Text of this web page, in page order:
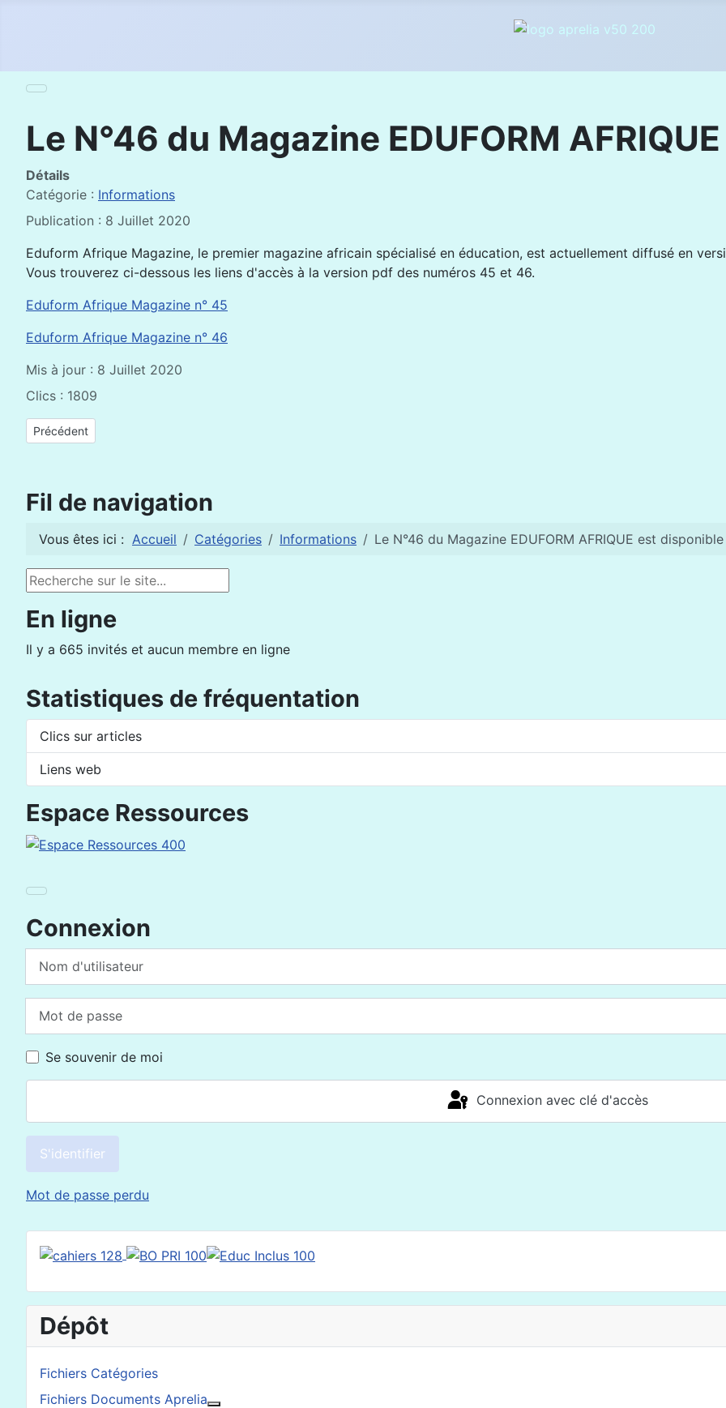
Espace Ressources
Connexion
Se souvenir de moi
Connexion avec clé d'accès
S'identifier
Mot de passe perdu
Dépôt
Fichiers Catégories
Fichiers Documents Aprelia
Le N°46 du Magazine EDUFORM
Détails
Catégorie : Informations
Publication : 8 Juillet 2020
Eduform Afrique Magazine, le premier magazine africain spécialisé en éducation, est actuellement diffusé en
Vous trouverez ci-dessous les liens d'accès à la version pdf des numéros 45 et 46.
Eduform Afrique Magazine n° 45
Eduform Afrique Magazine n° 46
Mis à jour : 8 Juillet 2020
Clics : 1809
Article précédent : Alphabétisation, un dossier
Précédent
Fil de navigation
Vous êtes ici : Accueil Catégories Informations Le N°46 du Magazine EDUFORM AFRIQUE est disponible
Rechercher
En ligne
Il y a 665 invités et aucun membre en ligne
Statistiques de fréquentation
Clics sur articles
Liens web